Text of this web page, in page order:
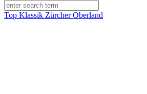
Top Klassik Zürcher Oberland